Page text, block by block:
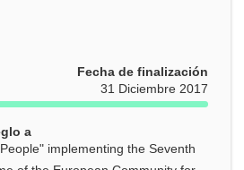
Fecha de finalización
31 Diciembre 2017
a
implementing the Seventh